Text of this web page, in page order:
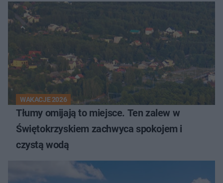
WAKACJE 2026
Tłumy omijają to miejsce. Ten zalew w
Świętokrzyskiem zachwyca spokojem i
czystą wodą